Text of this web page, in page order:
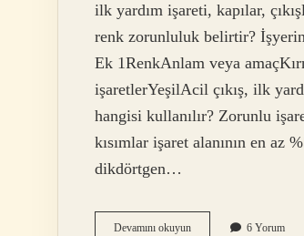
ilk yardım işareti, kapılar,
renk zorunluluk belirtir?
Ek 1RenkAnlam veya
işaretlerYeşilAcil çıkış, ilk
hangisi kullanılır? Zorunlu
kısımlar işaret alanının en
dikdörtgen…
Devamını okuyunZorunluluk
6 Yorum